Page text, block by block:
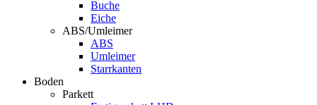
Buche
Eiche
ABS/Umleimer
ABS
Umleimer
Starrkanten
Boden
Parkett